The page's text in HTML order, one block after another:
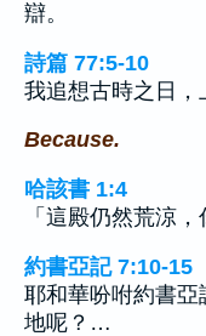
辯。
詩篇 77:5-10
我追想古時之日
Because.
哈該書 1:4
「這殿仍然荒涼
約書亞記 7:10-15
耶和華吩咐約書
地呢？…